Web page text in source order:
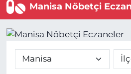
Manisa Nöbetçi